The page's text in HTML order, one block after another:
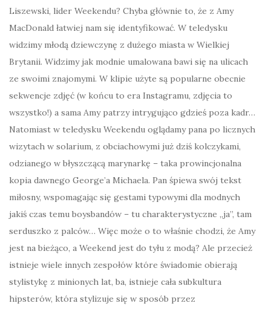
Liszewski, lider Weekendu? Chyba głównie to, że z Amy
MacDonald łatwiej nam się identyfikować. W teledysku
widzimy młodą dziewczynę z dużego miasta w Wielkiej
Brytanii. Widzimy jak modnie umalowana bawi się na ulicach
ze swoimi znajomymi. W klipie użyte są popularne obecnie
sekwencje zdjęć (w końcu to era Instagramu, zdjęcia to
wszystko!) a sama Amy patrzy intrygująco gdzieś poza kadr…
Natomiast w teledysku Weekendu oglądamy pana po licznych
wizytach w solarium, z obciachowymi już dziś kolczykami,
odzianego w błyszczącą marynarkę – taka prowincjonalna
kopia dawnego George’a Michaela. Pan śpiewa swój tekst
miłosny, wspomagając się gestami typowymi dla modnych
jakiś czas temu boysbandów – tu charakterystyczne „ja”, tam
serduszko z palców… Więc może o to właśnie chodzi, że Amy
jest na bieżąco, a Weekend jest do tyłu z modą? Ale przecież
istnieje wiele innych zespołów które świadomie obierają
stylistykę z minionych lat, ba, istnieje cała subkultura
hipsterów, która stylizuje się w sposób przez